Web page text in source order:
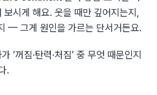
시게 해요. 웃을 때만 깊어지는지,
— 그게 원인을 가르는 단서거든요.
‘꺼짐·탄력·처짐’ 중 무엇 때문인지
.